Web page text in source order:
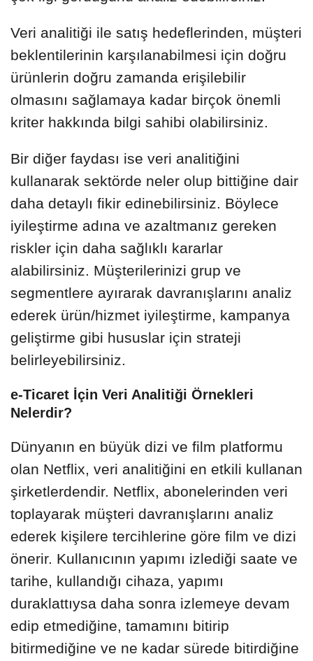
Veri analitiği ile satış hedeflerinden, müşteri
beklentilerinin karşılanabilmesi için doğru
ürünlerin doğru zamanda erişilebilir
olmasını sağlamaya kadar birçok önemli
kriter hakkında bilgi sahibi olabilirsiniz.
Bir diğer faydası ise veri analitiğini
kullanarak sektörde neler olup bittiğine dair
daha detaylı fikir edinebilirsiniz. Böylece
iyileştirme adına ve azaltmanız gereken
riskler için daha sağlıklı kararlar
alabilirsiniz. Müşterilerinizi grup ve
segmentlere ayırarak davranışlarını analiz
ederek ürün/hizmet iyileştirme, kampanya
geliştirme gibi hususlar için strateji
belirleyebilirsiniz.
e-Ticaret İçin Veri Analitiği Örnekleri
Nelerdir?
Dünyanın en büyük dizi ve film platformu
olan Netflix, veri analitiğini en etkili kullanan
şirketlerdendir. Netflix, abonelerinden veri
toplayarak müşteri davranışlarını analiz
ederek kişilere tercihlerine göre film ve dizi
önerir. Kullanıcının yapımı izlediği saate ve
tarihe, kullandığı cihaza, yapımı
duraklattıysa daha sonra izlemeye devam
edip etmediğine, tamamını bitirip
bitirmediğine ve ne kadar sürede bitirdiğine